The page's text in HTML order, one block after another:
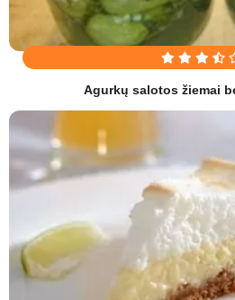
Agurkų salotos žiemai